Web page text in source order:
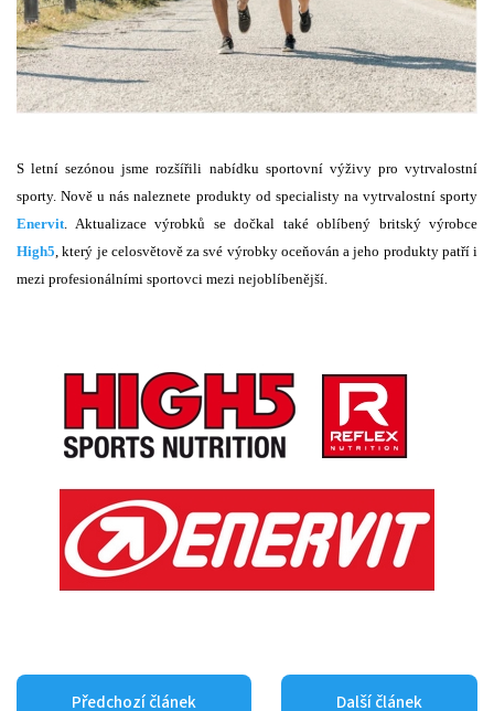
S letní sezónou jsme rozšířili nabídku sportovní výživy pro vytrvalostní
sporty. Nově u nás naleznete produkty od specialisty na vytrvalostní sporty
Enervit . Aktualizace výrobků se dočkal také oblíbený britský výrobce
High5 , který je celosvětově za své výrobky oceňován a jeho produkty patří i
mezi profesionálními sportovci mezi nejoblíbenější.
Předchozí článek Další článek